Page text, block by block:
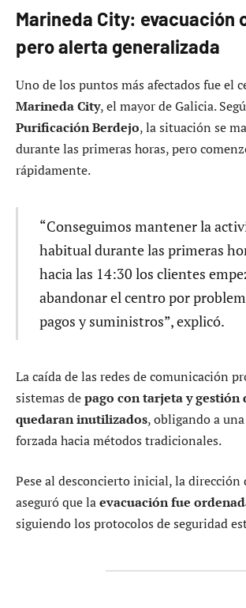
Marineda City: evacuación
pero alerta generalizada
Uno de los puntos más afectados fue el
Marineda City, el mayor de Galicia.
Purificación Berdejo, la situación se
durante las primeras horas, pero
rápidamente.
“Conseguimos mantener la
habitual durante las primeras
hacia las 14:30 los clientes
abandonar el centro por
pagos y suministros”, explicó.
La caída de las redes de comunicación
sistemas depago con tarjeta y gestión
quedaran inutilizados, obligando a
forzada hacia métodos tradicionales.
Pese al desconcierto inicial, la dirección
aseguró que laevacuación fue
siguiendo los protocolos de seguridad